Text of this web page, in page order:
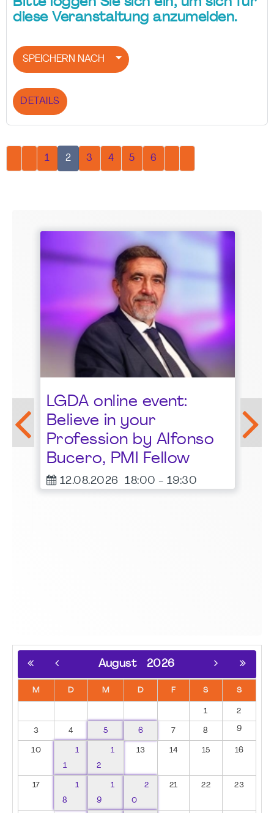
Bitte loggen Sie sich ein, um sich für
diese Veranstaltung anzumelden.
SPEICHERN NACH
DETAILS
1 2 3 4 5 6
LGDA online event:
Believe in your
Profession by Alfonso
Bucero, PMI Fellow
12.08.2026 18:00 - 19:30
August 2026
M D M D F S S
1 2
3 4 5 6 7 8 9
10
1
1
1
2
13 14 15 16
17
1
8
1
9
2
0
21 22 23